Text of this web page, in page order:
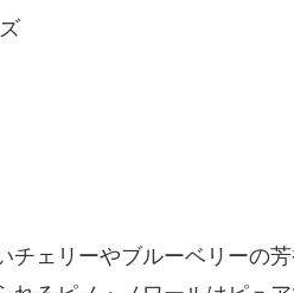
ェリーやブルーベリーの